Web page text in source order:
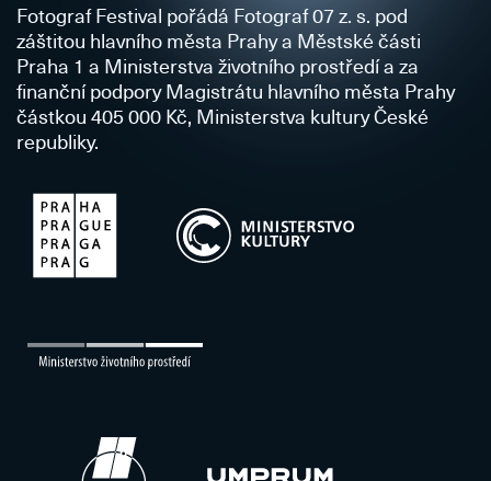
Fotograf Festival pořádá Fotograf 07 z. s. pod
záštitou hlavního města Prahy a Městské části
Praha 1 a Ministerstva životního prostředí a za
finanční podpory Magistrátu hlavního města Prahy
částkou 405 000 Kč, Ministerstva kultury České
republiky.